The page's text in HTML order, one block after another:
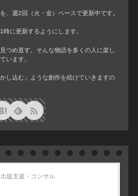
、週2回（火・金）ペースで更新中です。
に更新するようにします。
つめ直す。そんな物語を多くの人に楽し
います。
し込む」ような創作を続けていきますの